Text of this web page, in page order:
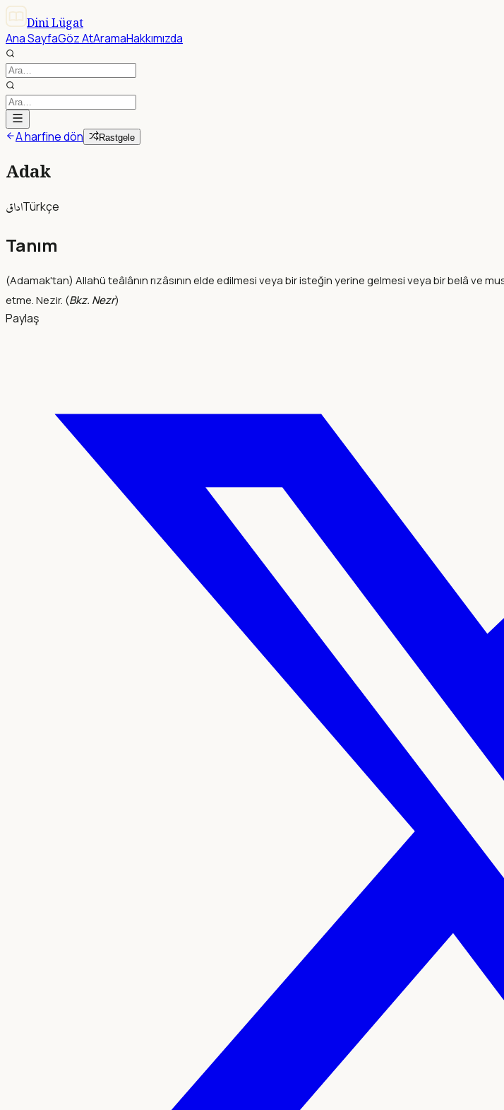
Dini Lügat
Ana SayfaGöz AtAramaHakkımızda
A harfine dön Rastgele
Adak
اداقTürkçe
Tanım
(Adamak'tan) Allahü teâlânın rızâsının elde edilmesi veya bir isteğin yerine gelmesi veya bir belâ ve
etme. Nezir. (Bkz. Nezr)
Paylaş